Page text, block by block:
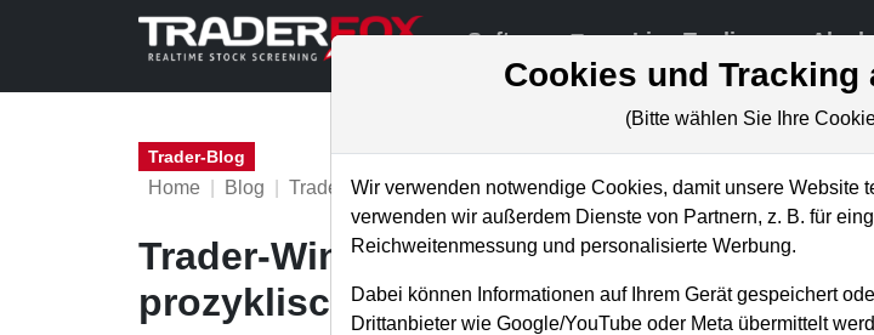
Software Live-Trading
Trader-Blog
Home Blog Trader-Blog
Trader-Wingman - Breakout-Trader zeigt
prozyklische Kaufsignale in Echtzeit
Cookies und Tracking
(Bitte wählen Sie Ihre
Wir verwenden notwendige Cookies, damit unsere Website
verwenden wir außerdem Dienste von Partnern, z. B. für
Reichweitenmessung und personalisierte Werbung.
Dabei können Informationen auf Ihrem Gerät gespeichert
Drittanbieter wie Google/YouTube oder Meta übermittelt